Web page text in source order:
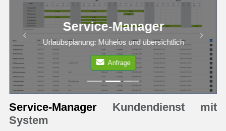
Service-Manager
Urlaubsplanung: Mühelos und übersichtlich
Anfrage
Previous Next
Service-Manager Kundendienst mit
System